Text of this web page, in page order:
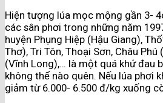
Hiện tượng lúa mọc mộng gần 3-
các sân phơi trong những năm
huyện Phụng Hiệp (Hậu Giang),
Thơ), Tri Tôn, Thoại Sơn, Châu Phú
(Vĩnh Long),… là một quá khứ đau
không thể nào quên. Nếu lúa phơi
giảm từ 6.000- 6.500 đ/kg xuống